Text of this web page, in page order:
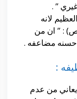
” .
لانه
: ” ان من
حسنه مضاعفه .
:
من عدم